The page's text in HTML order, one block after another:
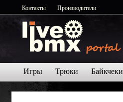
Контакты Производители
Игры Трюки Байкчеки